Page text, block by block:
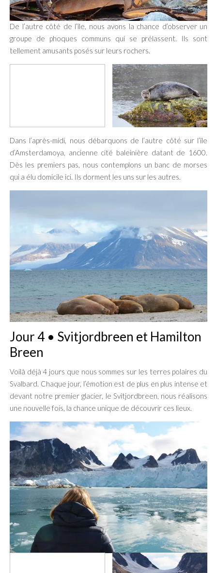
De l’autre côté de l’île, nous avons la chance d’observer un
groupe de phoques communs qui se prélassent. Ils sont
tellement amusants posés sur leurs rochers.
Dans l’après-midi, nous débarquons de l’autre côté sur l’île
d’Amsterdamoya, ancienne cité baleinière datant de 1600.
Dès les premiers pas, nous contemplons un banc de morses
qui a élu domicile ici. Ils dorment les uns sur les autres.
Jour 4 • Svitjordbreen et Hamilton
Breen
Voilà déjà 4 jours que nous sommes sur les terres polaires du
Svalbard. Chaque jour, l’émotion est de plus en plus intense et
devant notre premier glacier, le Svitjordbreen, nous réalisons
une nouvelle fois, la chance unique de découvrir ces lieux.